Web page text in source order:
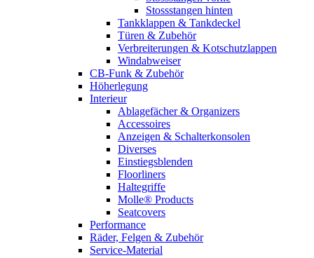
Stossstangen hinten
Tankklappen & Tankdeckel
Türen & Zubehör
Verbreiterungen & Kotschutzlappen
Windabweiser
CB-Funk & Zubehör
Höherlegung
Interieur
Ablagefächer & Organizers
Accessoires
Anzeigen & Schalterkonsolen
Diverses
Einstiegsblenden
Floorliners
Haltegriffe
Molle® Products
Seatcovers
Performance
Räder, Felgen & Zubehör
Service-Material